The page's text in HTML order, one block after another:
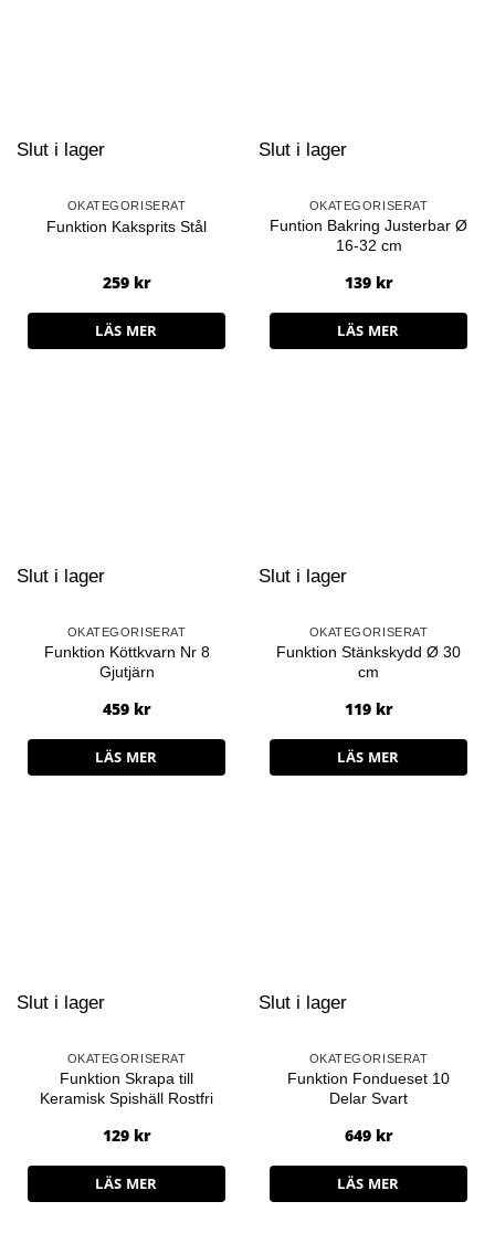
Slut i lager
OKATEGORISERAT
Funktion Kaksprits Stål
259 kr
LÄS MER
Slut i lager
OKATEGORISERAT
Funtion Bakring Justerbar Ø
16-32 cm
139 kr
LÄS MER
Slut i lager
OKATEGORISERAT
Funktion Köttkvarn Nr 8
Gjutjärn
459 kr
LÄS MER
Slut i lager
OKATEGORISERAT
Funktion Stänkskydd Ø 30
cm
119 kr
LÄS MER
Slut i lager
OKATEGORISERAT
Funktion Skrapa till
Keramisk Spishäll Rostfri
129 kr
LÄS MER
Slut i lager
OKATEGORISERAT
Funktion Fondueset 10
Delar Svart
649 kr
LÄS MER